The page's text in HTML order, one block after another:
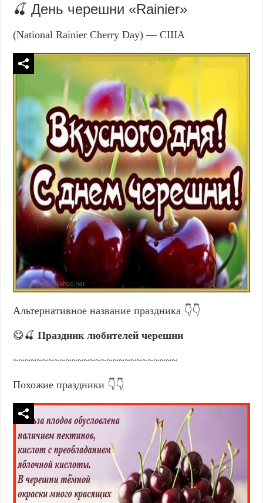
🍒 День черешни «Rainier»
(National Rainier Cherry Day) — США
Альтернативное название праздника 👇👇
😋🍒Праздник любителей черешни
~~~~~~~~~~~~~~~~~~~~~~~~~~~~
Похожие праздники 👇👇